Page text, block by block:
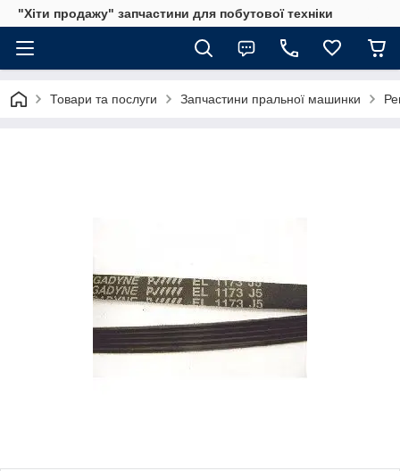
"Хіти продажу" запчастини для побутової техніки
Товари та послуги Запчастини пральної машинки